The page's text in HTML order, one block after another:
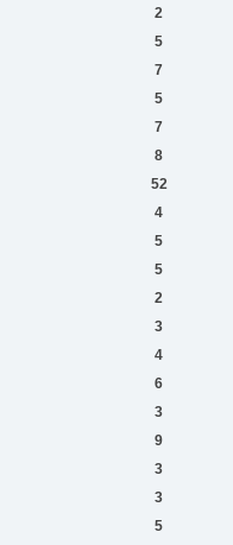
2
5
7
5
7
8
52
4
5
5
2
3
4
6
3
9
3
3
5